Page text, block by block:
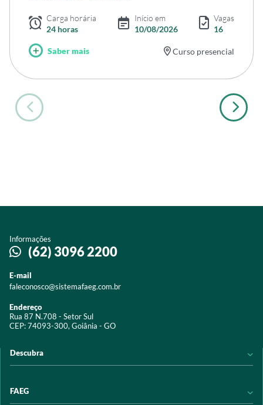
Carga horária
24 horas
Início em
10/08/2026
Vagas
16
Saber mais Curso presencial
Informações
(62) 3096 2200
E-mail
faleconosco@sistemafaeg.com.br
Endereço
Rua 87 N.708 - Setor Sul
CEP: 74093-300, Goiânia - GO
Descubra
Acervo digital
FAEG